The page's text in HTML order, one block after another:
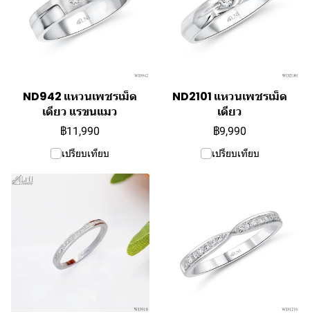
ND942 แหวนเพชรเม็ด
เดียว แรขนแมว
฿11,990
เปรียบเทียบ
ND2101 แหวนเพชรเม็ด
เดียว
฿9,990
เปรียบเทียบ